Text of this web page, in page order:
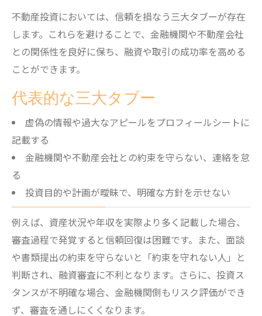
導く
不動産プロフィールで自分らしさをアピー
ル
ト
信頼されるプロフィールシートの工夫を伝
不動産投資で面談前に整理すべき情報とは
るコツ
不動産投資においては、信頼を損なう三大タブーが存在
します。これらを避けることで、金融機関や不動産会社
との関係性を良好に保ち、融資や取引の成功率を高める
ことができます。
代表的な三大タブー
虚偽の情報や過大なアピールをプロフィールシートに
記載する
金融機関や不動産会社との約束を守らない、連絡を怠
る
投資目的や計画が曖昧で、明確な方針を示せない
例えば、資産状況や年収を実際より多く記載した場合、
審査過程で発覚すると信頼回復は困難です。また、面談
や書類提出の約束を守らないと「約束を守れない人」と
判断され、融資審査に不利となります。さらに、投資ス
タンスが不明確な場合、金融機関側もリスク評価ができ
ず、審査を通しにくくなります。